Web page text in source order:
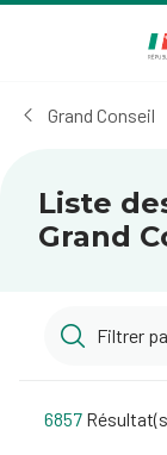
cookies
Grand Conseil
Liste
Grand
6857